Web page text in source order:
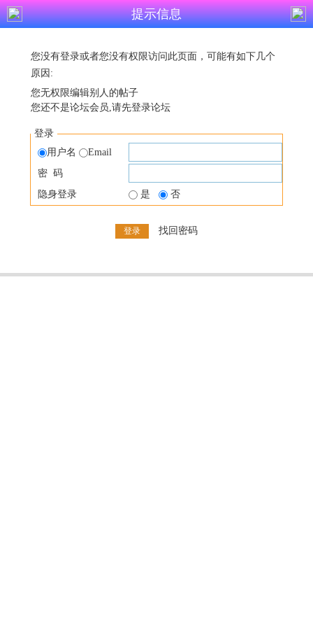
提示信息
您没有登录或者您没有权限访问此页面，可能有如下几个
原因:
您无权限编辑别人的帖子
您还不是论坛会员,请先登录论坛
登录
用户名
Email
密 码
隐身登录
是 否
找回密码